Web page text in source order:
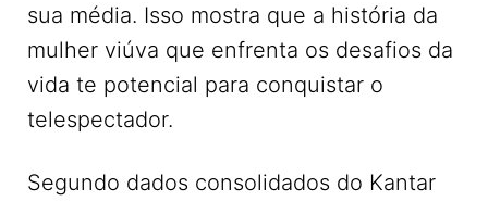
sua média. Isso mostra que a história da
mulher viúva que enfrenta os desafios da
vida te potencial para conquistar o
telespectador.
Segundo dados consolidados do Kantar